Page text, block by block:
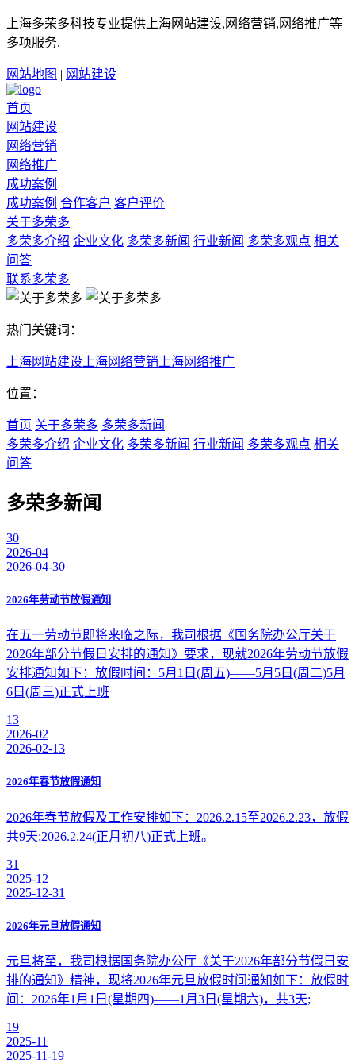
上海多荣多科技专业提供上海网站建设,网络营销,网络推广等
多项服务.
网站地图 | 网站建设
首页
网站建设
网络营销
网络推广
成功案例
成功案例 合作客户 客户评价
关于多荣多
多荣多介绍 企业文化 多荣多新闻 行业新闻 多荣多观点 相关
问答
联系多荣多
热门关键词：
上海网站建设 上海网络营销 上海网络推广
位置：
首页 关于多荣多 多荣多新闻
多荣多介绍 企业文化 多荣多新闻 行业新闻 多荣多观点 相关
问答
多荣多新闻
30
2026-04
2026-04-30
2026年劳动节放假通知
在五一劳动节即将来临之际，我司根据《国务院办公厅关于
2026年部分节假日安排的通知》要求，现就2026年劳动节放假
安排通知如下：放假时间：5月1日(周五)——5月5日(周二)5月
6日(周三)正式上班
13
2026-02
2026-02-13
2026年春节放假通知
2026年春节放假及工作安排如下：2026.2.15至2026.2.23，放假
共9天;2026.2.24(正月初八)正式上班。
31
2025-12
2025-12-31
2026年元旦放假通知
元旦将至，我司根据国务院办公厅《关于2026年部分节假日安
排的通知》精神，现将2026年元旦放假时间通知如下：放假时
间：2026年1月1日(星期四)——1月3日(星期六)，共3天;
19
2025-11
2025-11-19